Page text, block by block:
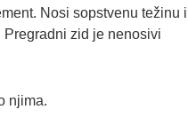
Nosi sopstvenu težinu i
zid je nenosivi
njima.